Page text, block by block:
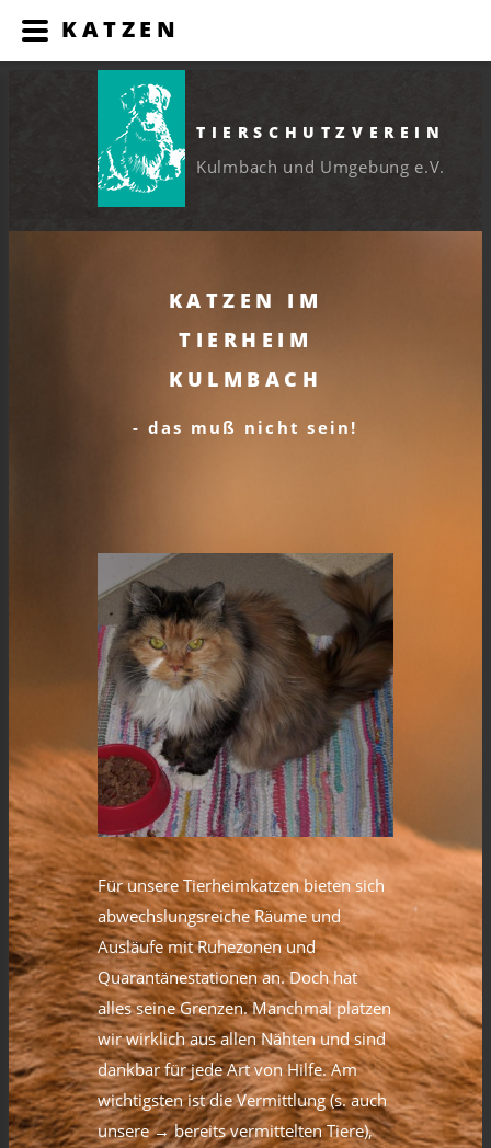
TIERSCHUTZVEREIN
Kulmbach und Umgebung e.V.
KATZEN IM
TIERHEIM
KULMBACH
- das muß nicht sein!
Für unsere Tierheimkatzen bieten sich
abwechslungsreiche Räume und
Ausläufe mit Ruhezonen und
Quarantänestationen an. Doch hat
alles seine Grenzen. Manchmal platzen
wir wirklich aus allen Nähten und sind
dankbar für jede Art von Hilfe. Am
wichtigsten ist die Vermittlung (s. auch
unsere→ bereits vermittelten Tiere),
KATZEN